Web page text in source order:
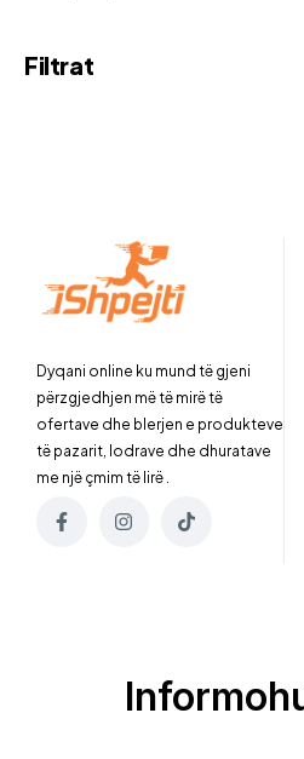
Filtrat
Dyqani online ku mund të gjeni
përzgjedhjen më të mirë të
ofertave dhe blerjen e produkteve
të pazarit, lodrave dhe dhuratave
me një çmim të lirë .